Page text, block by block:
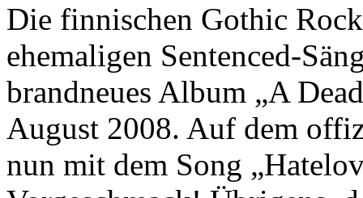
Die finnischen Gothic
ehemaligen Sentenced-
brandneues Album „A
August 2008. Auf dem
nun mit dem Song